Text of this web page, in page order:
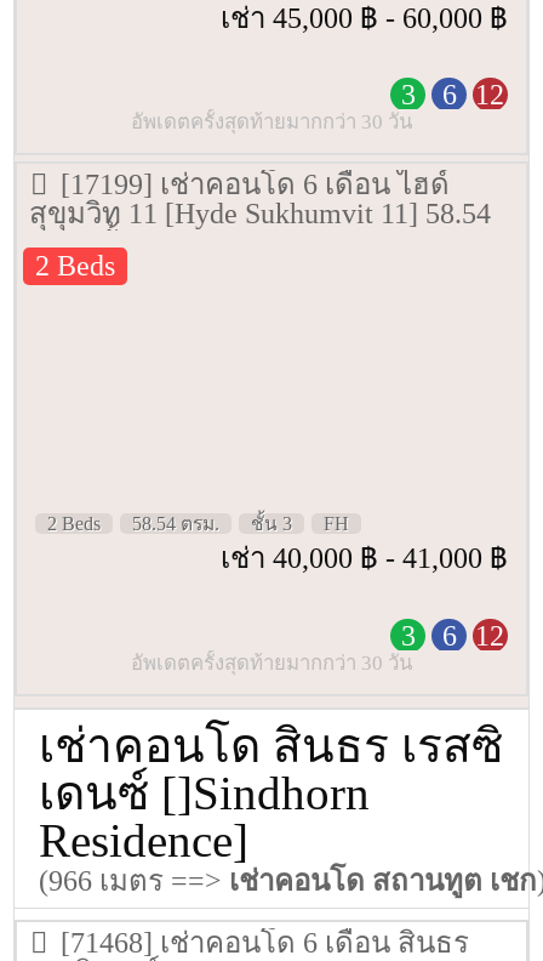
เช่า 45,000 ฿ - 60,000 ฿
3 6 12
อัพเดตครั้งสุดท้ายมากกว่า 30 วัน
[17199] เช่าคอนโด 6 เดือน ไฮด์
สุขุมวิท 11 [Hyde Sukhumvit 11] 58.54
ตรม. ชั้น 3
2 Beds
2 Beds 58.54 ตรม. ชั้น 3 FH
เช่า 40,000 ฿ - 41,000 ฿
3 6 12
อัพเดตครั้งสุดท้ายมากกว่า 30 วัน
เช่าคอนโด สินธร เรสซิ
เดนซ์ []Sindhorn
Residence]
(966 เมตร ==> เช่าคอนโด สถานทูต เชก
[71468] เช่าคอนโด 6 เดือน สินธร